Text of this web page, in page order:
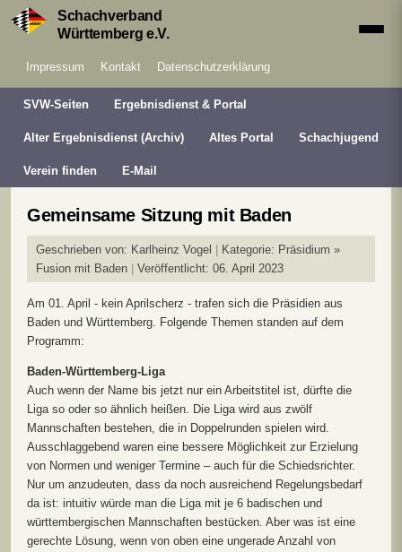
Schachverband
Württemberg e.V.
Impressum Kontakt Datenschutzerklärung
SVW-Seiten Ergebnisdienst & Portal
Alter Ergebnisdienst (Archiv) Altes Portal Schachjugend
Verein finden E-Mail
Gemeinsame Sitzung mit Baden
Geschrieben von: Karlheinz Vogel Kategorie: Präsidium »
Fusion mit Baden
Veröffentlicht: 06. April 2023
Am 01. April - kein Aprilscherz - trafen sich die Präsidien aus
Baden und Württemberg. Folgende Themen standen auf dem
Programm:
Baden-Württemberg-Liga
Auch wenn der Name bis jetzt nur ein Arbeitstitel ist, dürfte die
Liga so oder so ähnlich heißen. Die Liga wird aus zwölf
Mannschaften bestehen, die in Doppelrunden spielen wird.
Ausschlaggebend waren eine bessere Möglichkeit zur Erzielung
von Normen und weniger Termine – auch für die Schiedsrichter.
Nur um anzudeuten, dass da noch ausreichend Regelungsbedarf
da ist: intuitiv würde man die Liga mit je 6 badischen und
württembergischen Mannschaften bestücken. Aber was ist eine
gerechte Lösung, wenn von oben eine ungerade Anzahl von